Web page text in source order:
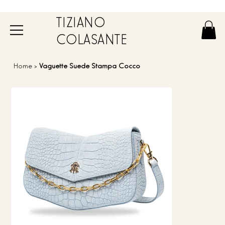
TIZIANO
COLASANTE
Home > Vaguette Suede Stampa Cocco